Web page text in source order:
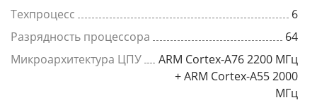
Техпроцесс
6
Разрядность процессора
64
Микроархитектура ЦПУ
ARM Cortex-A76 2200 МГц
+ ARM Cortex-A55 2000
МГц